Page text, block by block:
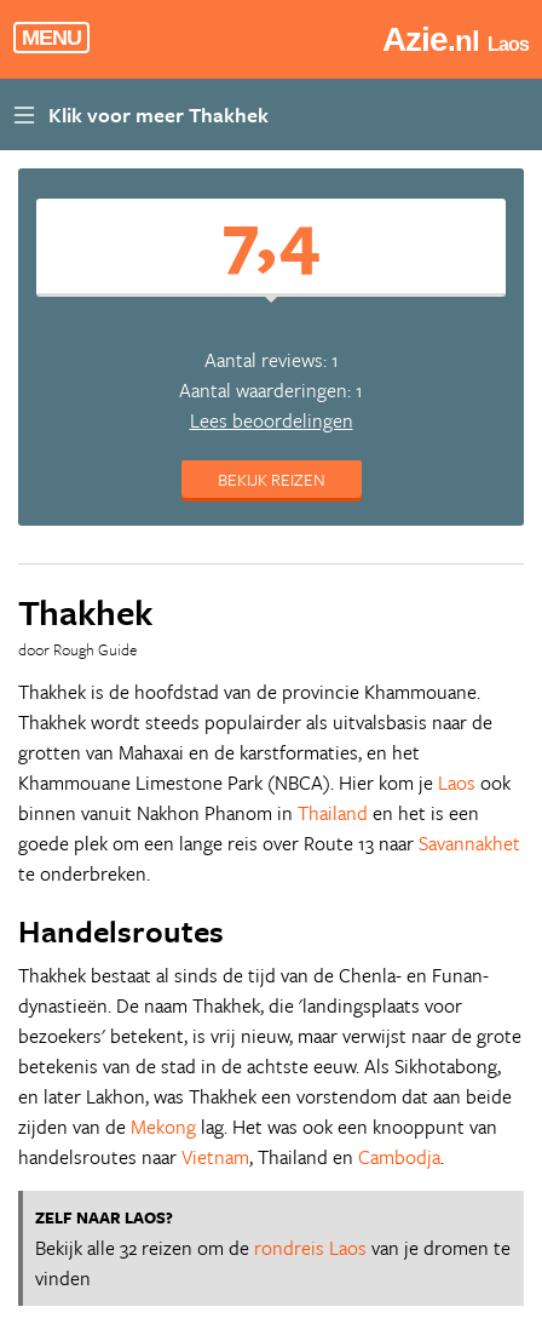
MENU Azie.nl Laos
7,4
Aantal reviews: 1
Aantal waarderingen: 1
Lees beoordelingen
BEKIJK REIZEN
Thakhek
door Rough Guide
Thakhek is de hoofdstad van de provincie Khammouane.
Thakhek wordt steeds populairder als uitvalsbasis naar de
grotten van Mahaxai en de karstformaties, en het
Khammouane Limestone Park (NBCA). Hier kom je Laos ook
binnen vanuit Nakhon Phanom in Thailand en het is een
goede plek om een lange reis over Route 13 naarSavannakhet
te onderbreken.
Handelsroutes
Thakhek bestaat al sinds de tijd van de Chenla- en Funan-
dynastieën. De naam Thakhek, die 'landingsplaats voor
bezoekers' betekent, is vrij nieuw, maar verwijst naar de grote
betekenis van de stad in de achtste eeuw. Als Sikhotabong,
en later Lakhon, was Thakhek een vorstendom dat aan beide
zijden van de Mekong lag. Het was ook een knooppunt van
handelsroutes naarVietnam, Thailand en Cambodja.
ZELF NAAR LAOS?
Bekijk alle 32 reizen om de rondreis Laos van je dromen te
vinden